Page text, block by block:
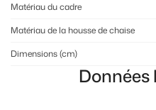
Matériau du cadre
Matériau de la housse de chaise
Dimensions (cm)